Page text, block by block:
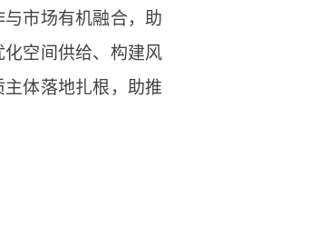
市场有机融合，助
空间供给、构建风
体落地扎根，助推